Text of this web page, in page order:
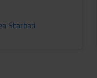
Sbarbati